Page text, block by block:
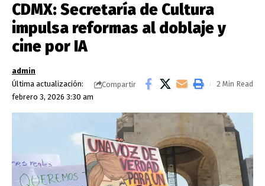
CDMX: Secretaría de Cultura
impulsa reformas al doblaje y
cine por IA
Última actualización:
febrero 3, 2026 3:30 am
admin
Compartir
2 Min Read